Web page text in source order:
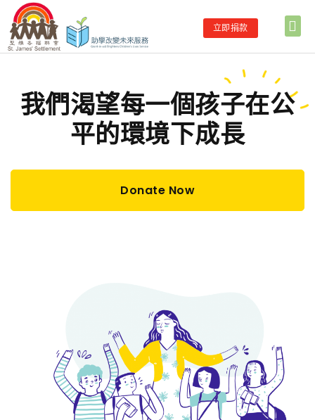
立即捐款
我們渴望每一個孩子在公
平的環境下成長
Donate Now